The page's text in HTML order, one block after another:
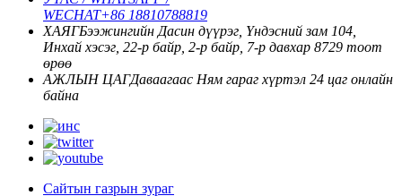
WECHAT+86 18810788819
ХАЯГБээжингийн Дасин дүүрэг, Үндэсний зам 104,
Инхай хэсэг, 22-р байр, 2-р байр, 7-р давхар 8729 тоот
өрөө
АЖЛЫН ЦАГДаваагаас Ням гараг хүртэл 24 цаг онлайн
байна
Сайтын газрын зураг